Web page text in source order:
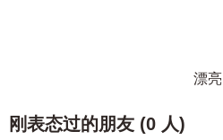
漂亮
刚表态过的朋友 (0 人)